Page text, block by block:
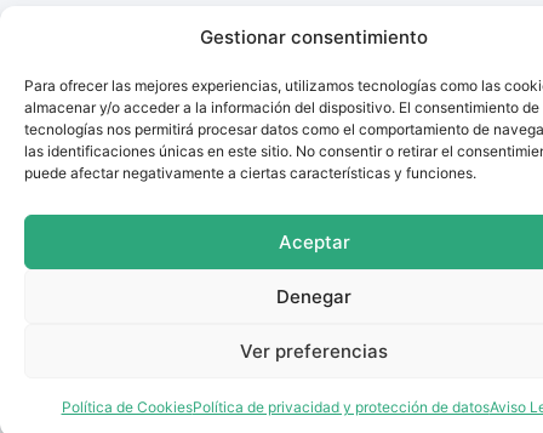
Gestionar consentimiento
Para ofrecer las mejores experiencias, utilizamos tecnologías como las
almacenar y/o acceder a la información del dispositivo. El consentimiento de
tecnologías nos permitirá procesar datos como el comportamiento de
las identificaciones únicas en este sitio. No consentir o retirar el
puede afectar negativamente a ciertas características y funciones.
Aceptar
Denegar
Ver preferencias
Política de CookiesPolítica de privacidad y protección de datosAviso